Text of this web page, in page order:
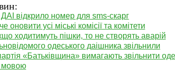
відкрило номер для sms-скарг
оновити усі міські комісії та комітети
ходитимуть пішки, то не створять аварій
одеського даішника звільнили
«Батьківщина» вимагають звільнити
мовою